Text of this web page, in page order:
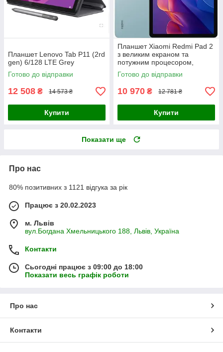
Планшет Lenovo Tab P11 (2rd
gen) 6/128 LTE Grey
Готово до відправки
12 508 ₴ 14 573 ₴
Купити
Планшет Xiaomi Redmi Pad 2
з великим екраном та
потужним процесором,
Надійний планшет 8/256 для
перегляду фільмів Green
Готово до відправки
10 970 ₴ 12 781 ₴
Купити
Показати ще
Про нас
80% позитивних з 1121 відгука за рік
Працює з 20.02.2023
м. Львів
вул.Богдана Хмельницького 188, Львів, Україна
Контакти
Сьогодні працює з 09:00 до 18:00
Показати весь графік роботи
Про нас
Контакти